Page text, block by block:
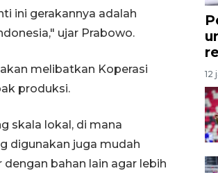
ini gerakannya adalah
ujar Prabowo.
melibatkan Koperasi
produksi.
skala lokal, di mana
digunakan juga mudah
bahan lain agar lebih
12